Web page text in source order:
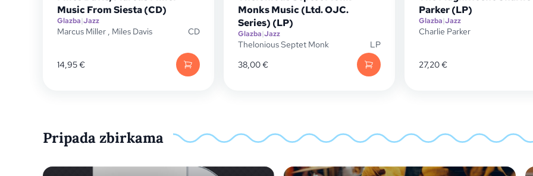
Music From Siesta (CD)
Glazba|Jazz
Marcus Miller , Miles Davis CD
14,95€
Monks Music (Ltd. OJC.
Series) (LP)
Glazba|Jazz
Thelonious Septet Monk
LP
38,00€
Parker (LP)
Glazba|Jazz
Charlie Parker
27,20€
Pripada zbirkama